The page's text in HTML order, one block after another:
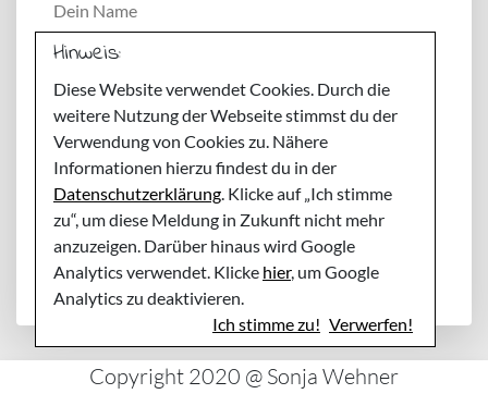
E-Mail*:
Webseite:
Meinen Namen, E-Mail und Website in diesem
Browser speichern, bis ich wieder kommentiere.
Copyright 2020 @ Sonja Wehner
Hinweis:
Diese Website verwendet Cookies. Durch die
weitere Nutzung der Webseite stimmst du der
Verwendung von Cookies zu. Nähere
Informationen hierzu findest du in der
Datenschutzerklärung. Klicke auf „Ich stimme
zu“, um diese Meldung in Zukunft nicht mehr
anzuzeigen. Darüber hinaus wird Google
Analytics verwendet. Klicke hier, um Google
Analytics zu deaktivieren.
Ich stimme zu! Verwerfen!